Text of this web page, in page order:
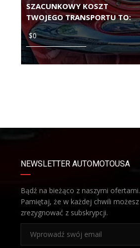
SZACUNKOWY KOSZT
TWOJEGO TRANSPORTU TO:
NEWSLETTER AUTOMOTOUSA
Bądź na bieżąco z naszymi ofertami.
Pamiętaj, że w każdej chwili możesz
zrezygnować z subskrypcji.